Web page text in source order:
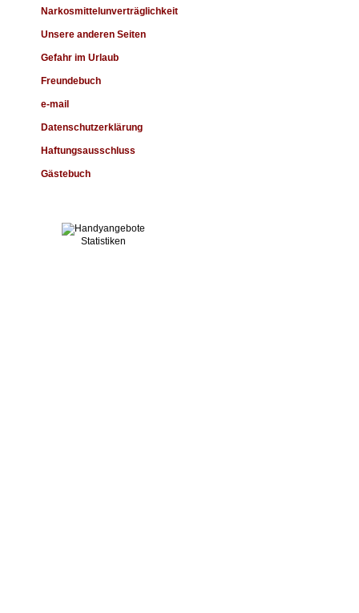
Narkosmittelunverträglichkeit
Unsere anderen Seiten
Gefahr im Urlaub
Freundebuch
e-mail
Datenschutzerklärung
Haftungsausschluss
Gästebuch
Statistiken